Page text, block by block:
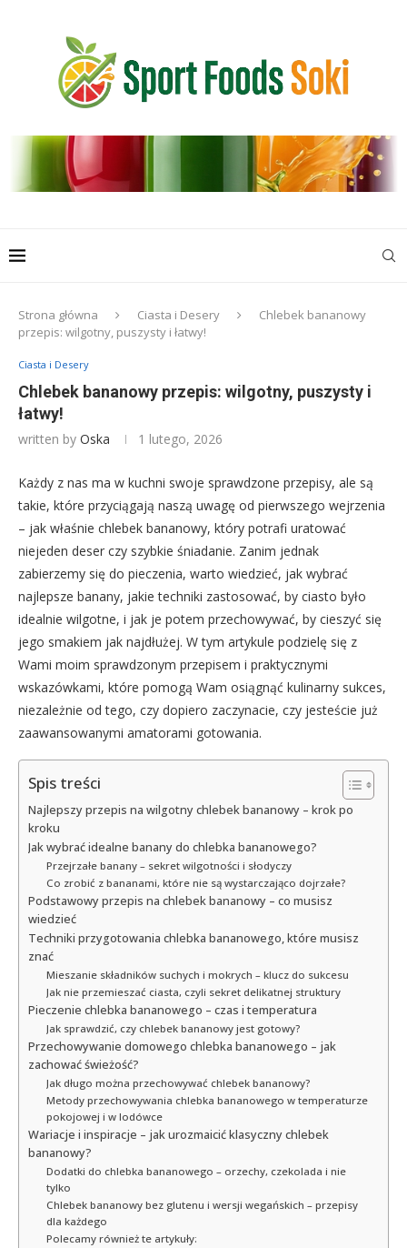
Strona główna Ciasta i Desery
Chlebek bananowy
przepis: wilgotny, puszysty i łatwy!
Ciasta i Desery
Chlebek bananowy przepis: wilgotny, puszysty i
łatwy!
written by Oska 1 lutego, 2026
Każdy z nas ma w kuchni swoje sprawdzone przepisy, ale są
takie, które przyciągają naszą uwagę od pierwszego wejrzenia
– jak właśnie chlebek bananowy, który potrafi uratować
niejeden deser czy szybkie śniadanie. Zanim jednak
zabierzemy się do pieczenia, warto wiedzieć, jak wybrać
najlepsze banany, jakie techniki zastosować, by ciasto było
idealnie wilgotne, i jak je potem przechowywać, by cieszyć się
jego smakiem jak najdłużej. W tym artykule podzielę się z
Wami moim sprawdzonym przepisem i praktycznymi
wskazówkami, które pomogą Wam osiągnąć kulinarny sukces,
niezależnie od tego, czy dopiero zaczynacie, czy jesteście już
zaawansowanymi amatorami gotowania.
Spis treści
Najlepszy przepis na wilgotny chlebek bananowy – krok po
kroku
Jak wybrać idealne banany do chlebka bananowego?
Przejrzałe banany – sekret wilgotności i słodyczy
Co zrobić z bananami, które nie są wystarczająco dojrzałe?
Podstawowy przepis na chlebek bananowy – co musisz
wiedzieć
Techniki przygotowania chlebka bananowego, które musisz
znać
Mieszanie składników suchych i mokrych – klucz do sukcesu
Jak nie przemieszać ciasta, czyli sekret delikatnej struktury
Pieczenie chlebka bananowego – czas i temperatura
Jak sprawdzić, czy chlebek bananowy jest gotowy?
Przechowywanie domowego chlebka bananowego – jak
zachować świeżość?
Jak długo można przechowywać chlebek bananowy?
Metody przechowywania chlebka bananowego w temperaturze
pokojowej i w lodówce
Wariacje i inspiracje – jak urozmaicić klasyczny chlebek
bananowy?
Dodatki do chlebka bananowego – orzechy, czekolada i nie
tylko
Chlebek bananowy bez glutenu i wersji wegańskich – przepisy
dla każdego
Polecamy również te artykuły: